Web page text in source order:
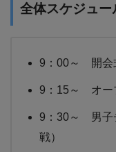
全体スケジュー
9：00～ 開会
9：15～ オー
9：30～ 男子
戦）